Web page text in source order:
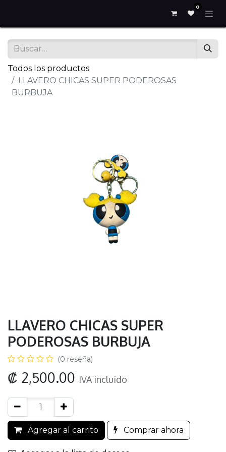
0
Todos los productos
LLAVERO CHICAS SUPER PODEROSAS
BURBUJA
LLAVERO CHICAS SUPER
PODEROSAS BURBUJA
(0 reseña)
₡ 2,500.00 IVA incluido
Agregar al carrito Comprar ahora